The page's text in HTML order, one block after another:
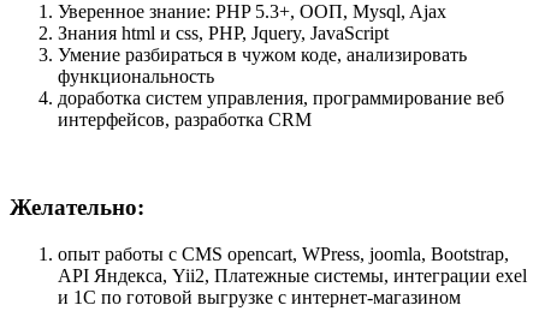
Уверенное знание: PHP 5.3+, ООП, Mysql, Ajax
Знания html и css, PHP, Jquery, JavaScript
Умение разбираться в чужом коде, анализировать
функциональность
доработка систем управления, программирование веб
интерфейсов, разработка CRM
Желательно:
опыт работы с CMS opencart, WPress, joomla, Bootstrap,
API Яндекса, Yii2, Платежные системы, интеграции exel
и 1С по готовой выгрузке с интернет-магазином